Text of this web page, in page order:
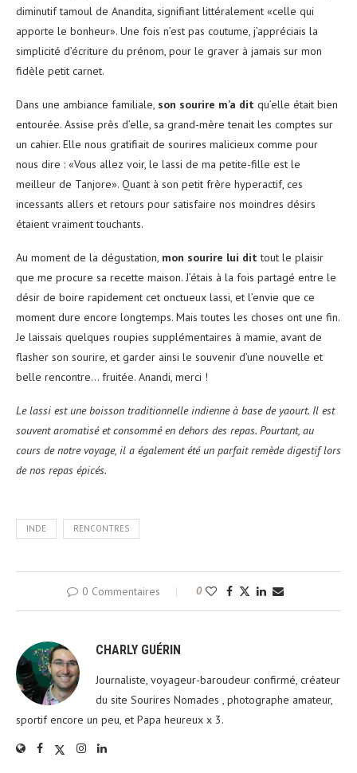
diminutif tamoul de Anandita, signifiant littéralement «celle qui
apporte le bonheur». Une fois n’est pas coutume, j’appréciais la
simplicité d’écriture du prénom, pour le graver à jamais sur mon
fidèle petit carnet.
Dans une ambiance familiale, son sourire m’a dit qu’elle était bien
entourée. Assise près d’elle, sa grand-mère tenait les comptes sur
un cahier. Elle nous gratifiait de sourires malicieux comme pour
nous dire : «Vous allez voir, le lassi de ma petite-fille est le
meilleur de Tanjore». Quant à son petit frère hyperactif, ces
incessants allers et retours pour satisfaire nos moindres désirs
étaient vraiment touchants.
Au moment de la dégustation, mon sourire lui dit tout le plaisir
que me procure sa recette maison. J’étais à la fois partagé entre le
désir de boire rapidement cet onctueux lassi, et l’envie que ce
moment dure encore longtemps. Mais toutes les choses ont une fin.
Je laissais quelques roupies supplémentaires à mamie, avant de
flasher son sourire, et garder ainsi le souvenir d’une nouvelle et
belle rencontre… fruitée. Anandi, merci !
Le lassi est une boisson traditionnelle indienne à base de yaourt. Il est
souvent aromatisé et consommé en dehors des repas. Pourtant, au
cours de notre voyage, il a également été un parfait remède digestif lors
de nos repas épicés.
INDE RENCONTRES
0 Commentaires 0
CHARLY GUÉRIN
Journaliste, voyageur-baroudeur confirmé, créateur
du site Sourires Nomades , photographe amateur,
sportif encore un peu, et Papa heureux x 3.